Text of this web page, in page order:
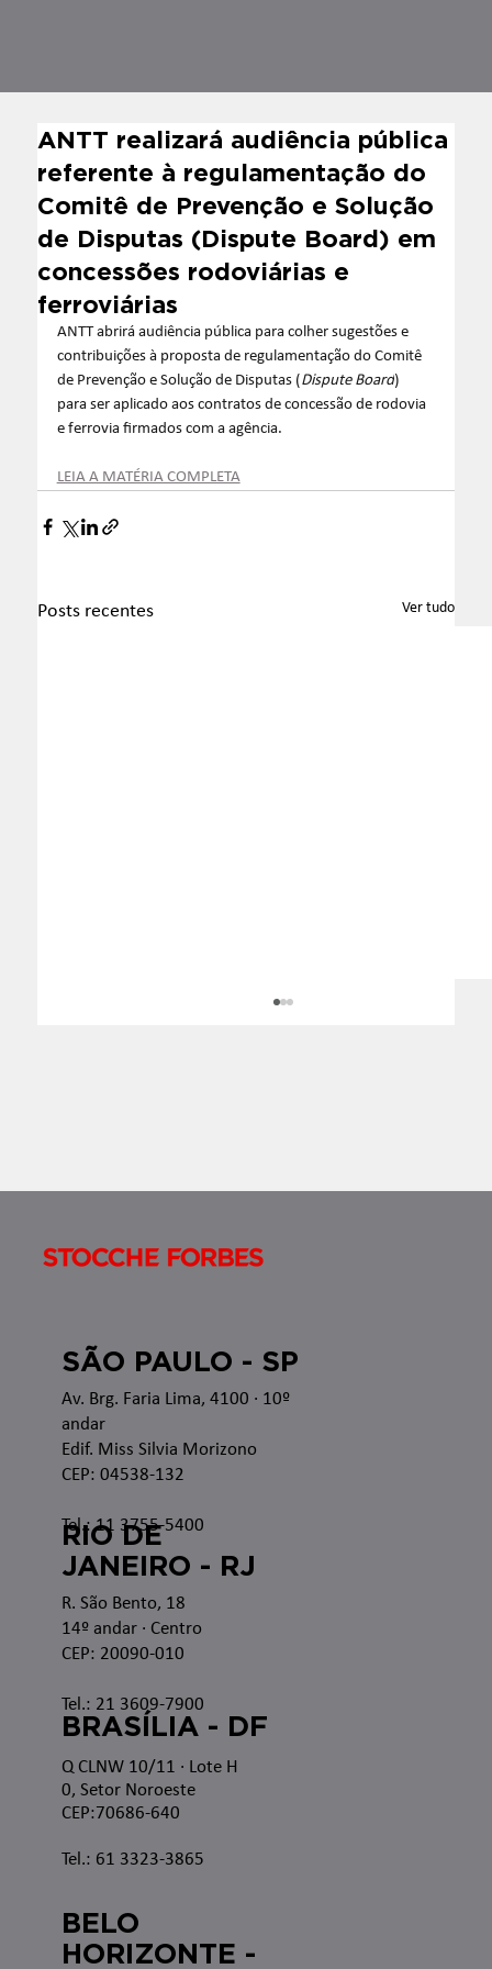
ANTT realizará audiência pública
referente à regulamentação do
Comitê de Prevenção e Solução
de Disputas (Dispute Board) em
concessões rodoviárias e
ferroviárias
ANTT abrirá audiência pública para colher sugestões e
contribuições à proposta de regulamentação do Comitê
de Prevenção e Solução de Disputas (Dispute Board)
para ser aplicado aos contratos de concessão de rodovia
e ferrovia firmados com a agência.
LEIA A MATÉRIA COMPLETA
Posts recentes Ver tudo
Av. Brg. Faria Lima, 4100 · 10º
andar
Edif. Miss Silvia Morizono
CEP: 04538-132
Tel.: 11 3755-5400
SÃO PAULO - SP
RIO DE
JANEIRO - RJ
R. São Bento, 18
14º andar · Centro
CEP: 20090-010
Tel.: 21 3609-7900
Q CLNW 10/11 · Lote H
0, Setor Noroeste
CEP:70686-640
Tel.: 61 3323-3865
BRASÍLIA - DF
BELO
HORIZONTE -